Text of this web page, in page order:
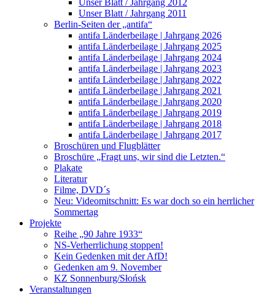
Unser Blatt / Jahrgang 2011
Berlin-Seiten der „antifa“
antifa Länderbeilage | Jahrgang 2026
antifa Länderbeilage | Jahrgang 2025
antifa Länderbeilage | Jahrgang 2024
antifa Länderbeilage | Jahrgang 2023
antifa Länderbeilage | Jahrgang 2022
antifa Länderbeilage | Jahrgang 2021
antifa Länderbeilage | Jahrgang 2020
antifa Länderbeilage | Jahrgang 2019
antifa Länderbeilage | Jahrgang 2018
antifa Länderbeilage | Jahrgang 2017
Broschüren und Flugblätter
Broschüre „Fragt uns, wir sind die Letzten.“
Plakate
Literatur
Filme, DVD´s
Neu: Videomitschnitt: Es war doch so ein herrlicher
Sommertag
Projekte
Reihe „90 Jahre 1933“
NS-Verherrlichung stoppen!
Kein Gedenken mit der AfD!
Gedenken am 9. November
KZ Sonnenburg/Słońsk
Veranstaltungen